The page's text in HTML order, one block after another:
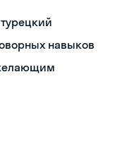
навыков